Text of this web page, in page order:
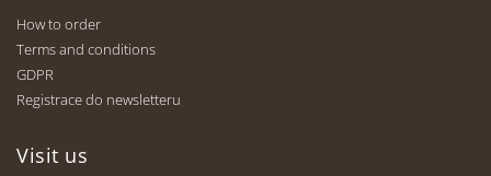
How to order
Terms and conditions
GDPR
Registrace do newsletteru
Visit us